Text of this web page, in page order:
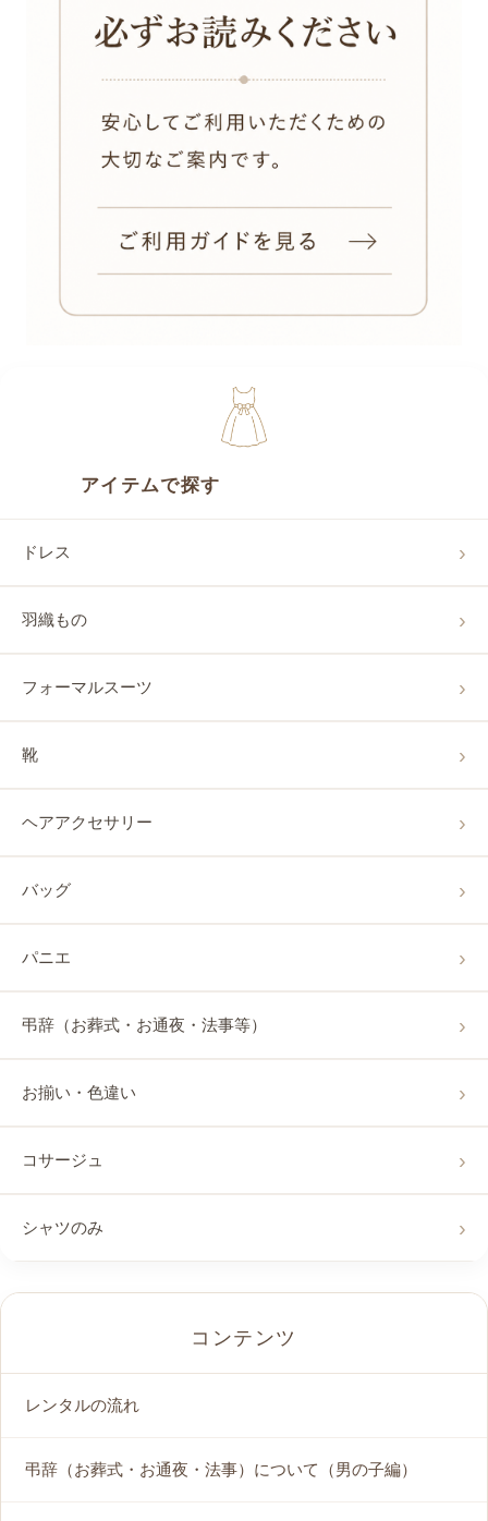
アイテムで探す
ドレス
羽織もの
フォーマルスーツ
靴
ヘアアクセサリー
バッグ
パニエ
弔辞（お葬式・お通夜・法事等）
お揃い・色違い
コサージュ
シャツのみ
コンテンツ
レンタルの流れ
弔辞（お葬式・お通夜・法事）について（男の子編）